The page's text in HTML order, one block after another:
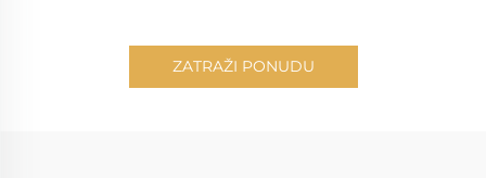
ZATRAŽI PONUDU